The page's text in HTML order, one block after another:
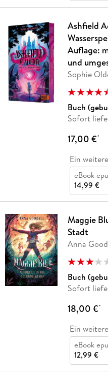
Ashfield
Auflage:
und
Sophie
Buch
Sofort
17,00 €*
Ein
eBook
14,99 €
Maggie
Stadt
Anna
Buch
Sofort
18,00 €*
Ein
eBook
12,99 €